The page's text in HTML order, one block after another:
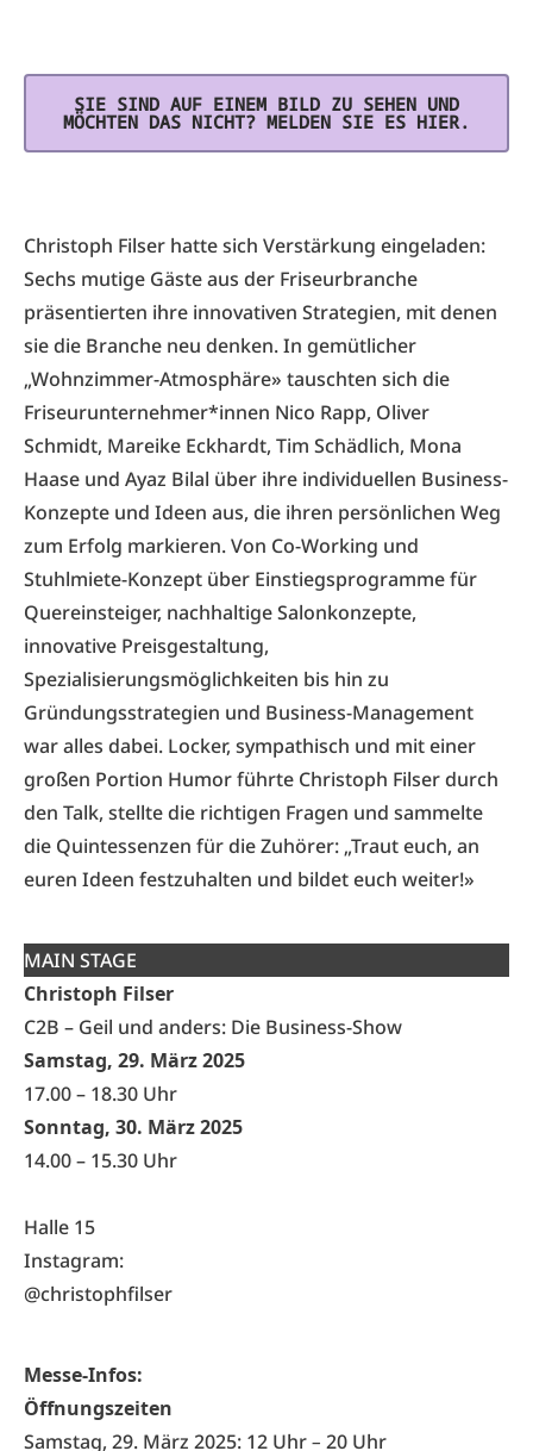
SIE SIND AUF EINEM BILD ZU SEHEN UND
MÖCHTEN DAS NICHT? MELDEN SIE ES HIER.
Christoph Filser hatte sich Verstärkung eingeladen:
Sechs mutige Gäste aus der Friseurbranche
präsentierten ihre innovativen Strategien, mit denen
sie die Branche neu denken. In gemütlicher
„Wohnzimmer-Atmosphäre» tauschten sich die
Friseurunternehmer*innen Nico Rapp, Oliver
Schmidt, Mareike Eckhardt, Tim Schädlich, Mona
Haase und Ayaz Bilal über ihre individuellen Business-
Konzepte und Ideen aus, die ihren persönlichen Weg
zum Erfolg markieren. Von Co-Working und
Stuhlmiete-Konzept über Einstiegsprogramme für
Quereinsteiger, nachhaltige Salonkonzepte,
innovative Preisgestaltung,
Spezialisierungsmöglichkeiten bis hin zu
Gründungsstrategien und Business-Management
war alles dabei. Locker, sympathisch und mit einer
großen Portion Humor führte Christoph Filser durch
den Talk, stellte die richtigen Fragen und sammelte
die Quintessenzen für die Zuhörer: „Traut euch, an
euren Ideen festzuhalten und bildet euch weiter!»
MAIN STAGE
Christoph Filser
C2B – Geil und anders: Die Business-Show
Samstag, 29. März 2025
17.00 – 18.30 Uhr
Sonntag, 30. März 2025
14.00 – 15.30 Uhr
Halle 15
Instagram:
@christophfilser
Messe-Infos:
Öffnungszeiten
Samstag, 29. März 2025: 12 Uhr– 20 Uhr